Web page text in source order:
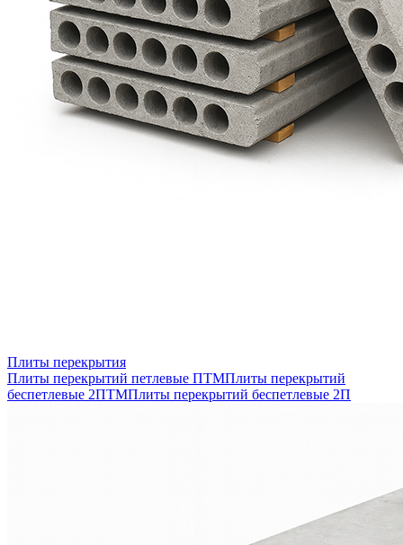
Плиты перекрытия
Плиты перекрытий петлевые ПТМПлиты перекрытий
беспетлевые 2ПТМПлиты перекрытий беспетлевые 2П